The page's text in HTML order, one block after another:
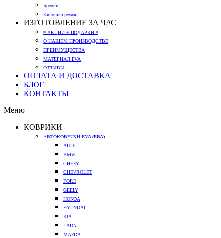
Брелки
Заглушка ремня
ИЗГОТОВЛЕНИЕ ЗА ЧАС
* АКЦИИ + ПОДАРКИ *
О НАШЕМ ПРОИЗВОДСТВЕ
ПРЕИМУЩЕСТВА
МАТЕРИАЛ EVA
ОТЗЫВЫ
ОПЛАТА И ДОСТАВКА
БЛОГ
КОНТАКТЫ
Меню
КОВРИКИ
АВТОКОВРИКИ EVA (ЕВА)
AUDI
BMW
CHERY
CHEVROLET
FORD
GEELY
HONDA
HYUNDAI
KIA
LADA
MAZDA